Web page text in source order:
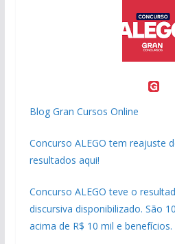
Blog Gran Cursos Online
Concurso ALEGO tem reajuste
resultados aqui!
Concurso ALEGO teve o
discursiva disponibilizado. São
acima de R$ 10 mil e benefícios.